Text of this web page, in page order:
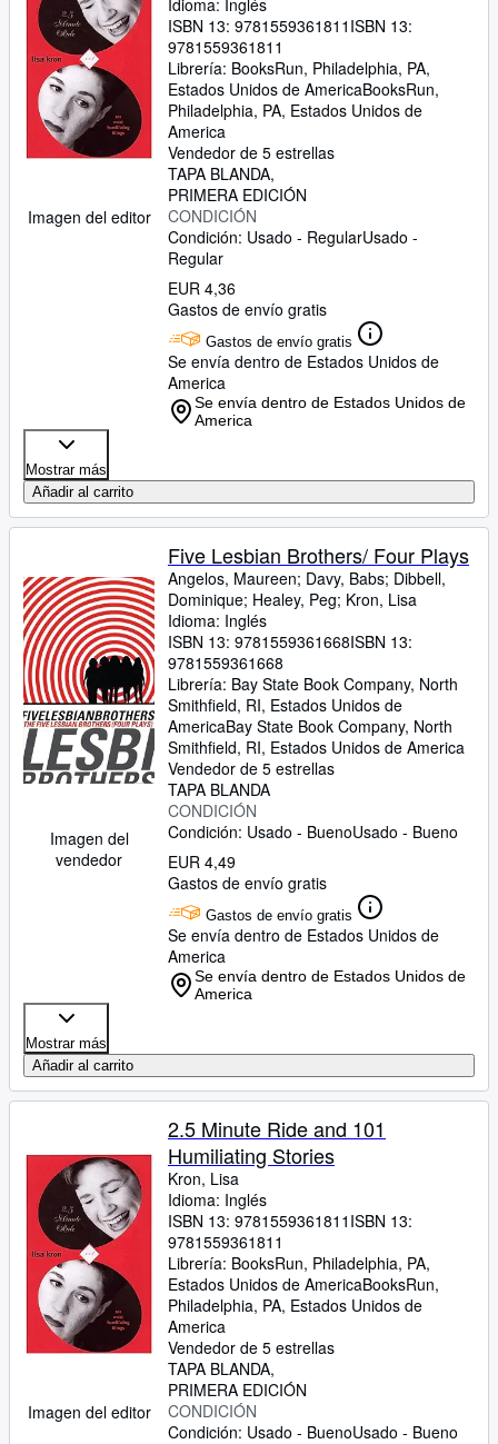
Imagen del editor
Idioma: Inglés
ISBN 13: 9781559361811 ISBN 13:
9781559361811
Librería: BooksRun, Philadelphia, PA,
Estados Unidos de AmericaBooksRun,
Philadelphia, PA, Estados Unidos de
America
Vendedor de 5 estrellas
TAPA BLANDA
PRIMERA EDICIÓN
CONDICIÓN
Condición: Usado - RegularUsado -
Regular
EUR 4,36
Gastos de envío gratis
Gastos de envío gratis
Se envía dentro de Estados Unidos de
America
Se envía dentro de Estados Unidos de
America
Mostrar más
Añadir al carrito
Imagen del
vendedor
Five Lesbian Brothers/ Four Plays
Angelos, Maureen; Davy, Babs; Dibbell,
Dominique; Healey, Peg; Kron, Lisa
Idioma: Inglés
ISBN 13: 9781559361668ISBN 13:
9781559361668
Librería: Bay State Book Company, North
Smithfield, RI, Estados Unidos de
AmericaBay State Book Company, North
Smithfield, RI, Estados Unidos de America
Vendedor de 5 estrellas
TAPA BLANDA
CONDICIÓN
Condición: Usado - BuenoUsado - Bueno
EUR 4,49
Gastos de envío gratis
Gastos de envío gratis
Se envía dentro de Estados Unidos de
America
Se envía dentro de Estados Unidos de
America
Mostrar más
Añadir al carrito
Imagen del editor
2.5 Minute Ride and 101
Humiliating Stories
Kron, Lisa
Idioma: Inglés
ISBN 13: 9781559361811 ISBN 13:
9781559361811
Librería: BooksRun, Philadelphia, PA,
Estados Unidos de AmericaBooksRun,
Philadelphia, PA, Estados Unidos de
America
Vendedor de 5 estrellas
TAPA BLANDA
PRIMERA EDICIÓN
CONDICIÓN
Condición: Usado - BuenoUsado - Bueno